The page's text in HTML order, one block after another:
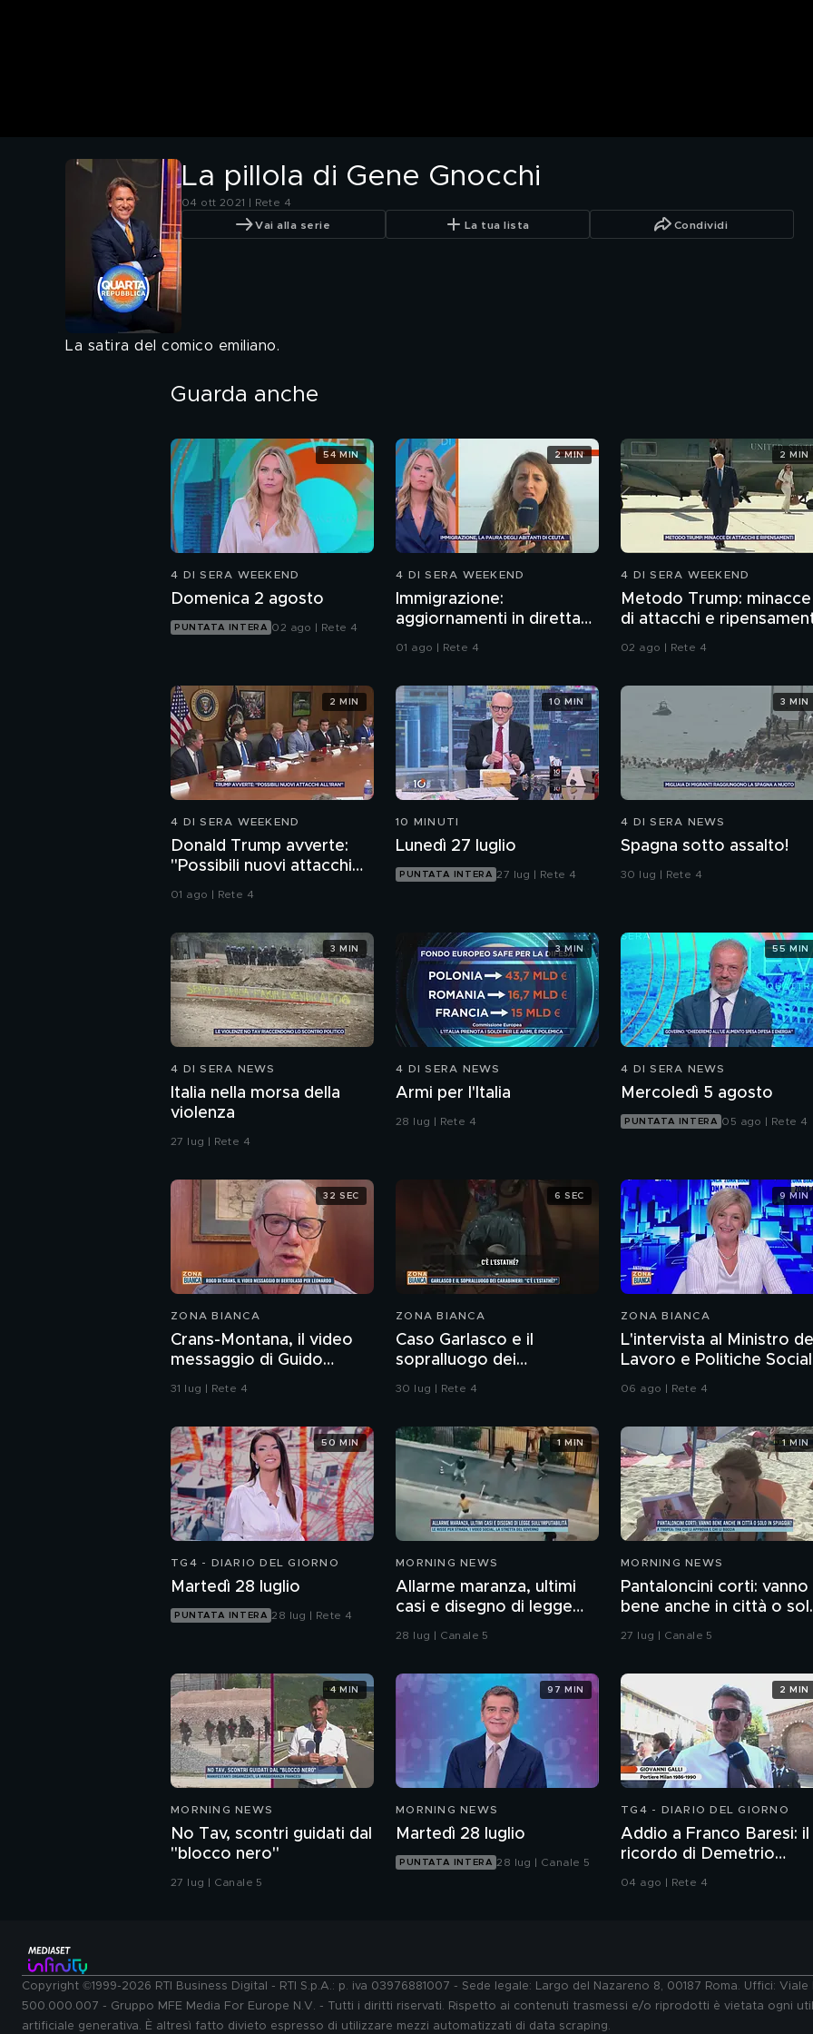
La pillola di Gene Gnocchi
04 ott 2021 | Rete 4
Vai alla serie La tua lista Condividi
La satira del comico emiliano.
Guarda anche
4 DI SERA WEEKEND
Domenica 2 agosto
PUNTATA INTERA 02 ago | Rete 4
54 MIN
4 DI SERA WEEKEND
Immigrazione:
aggiornamenti in diretta
da Ceuta
01 ago | Rete 4
2 MIN
4 DI SERA WEEKEND
Metodo Trump: minacce
di attacchi e
02 ago | Rete 4
2 MIN
4 DI SERA WEEKEND
Donald Trump avverte:
"Possibili nuovi attacchi
all'Iran"
01 ago | Rete 4
2 MIN
10 MINUTI
Lunedì 27 luglio
PUNTATA INTERA 27 lug | Rete 4
10 MIN
4 DI SERA NEWS
Spagna sotto assalto!
30 lug | Rete 4
3 MIN
4 DI SERA NEWS
Italia nella morsa della
violenza
27 lug | Rete 4
3 MIN
4 DI SERA NEWS
Armi per l'Italia
28 lug | Rete 4
3 MIN
4 DI SERA NEWS
Mercoledì 5 agosto
PUNTATA INTERA 05 ago | Rete 4
55 MIN
ZONA BIANCA
Crans-Montana, il video
messaggio di Guido
Bertolaso per Leonardo
31 lug | Rete 4
32 SEC
ZONA BIANCA
Caso Garlasco e il
sopralluogo dei
Carabinieri
30 lug | Rete 4
6 SEC
ZONA BIANCA
L'intervista al Ministro del
Lavoro e Politiche
Marina Calderone
06 ago | Rete 4
9 MIN
TG4 - DIARIO DEL GIORNO
Martedì 28 luglio
PUNTATA INTERA 28 lug | Rete 4
50 MIN
MORNING NEWS
Allarme maranza, ultimi
casi e disegno di legge
sull'imputabilità
28 lug | Canale 5
1 MIN
MORNING NEWS
Pantaloncini corti: vanno
bene anche in città o
in spiaggia?
27 lug | Canale 5
1 MIN
MORNING NEWS
No Tav, scontri guidati dal
"blocco nero"
27 lug | Canale 5
4 MIN
MORNING NEWS
Martedì 28 luglio
PUNTATA INTERA 28 lug | Canale 5
97 MIN
TG4 - DIARIO DEL GIORNO
Addio a Franco Baresi: il
ricordo di Demetrio
Albertini, Clarence
04 ago | Rete 4
2 MIN
Copyright ©1999-2026 RTI Business Digital - RTI S.p.A.: p. iva 03976881007 - Sede legale: Largo del Nazareno 8, 00187 Roma. Uffici:
500.000.007 - Gruppo MFE Media For Europe N.V. - Tutti i diritti riservati. Rispetto ai contenuti trasmessi e/o riprodotti è vietata ogni
artificiale generativa. È altresì fatto divieto espresso di utilizzare mezzi automatizzati di data scraping.